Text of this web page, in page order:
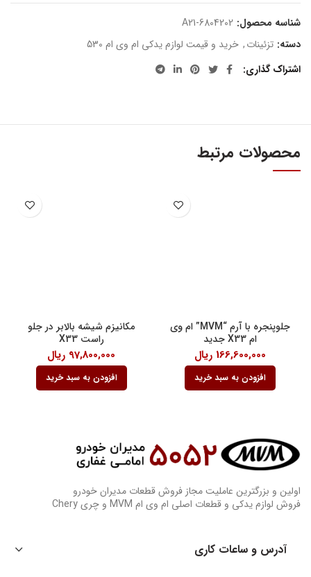
شناسه محصول: A21-6804202
دسته: تزئینات, خرید و قیمت لوازم یدکی ام وی ام 530
اشتراک گذاری
محصولات مرتبط
جلوپنجره با آرم “MVM” ام وی
ام X33 جدید
166,600,000 ریال
افزودن به سبد خرید
مکانیزم شیشه بالابر در جلو
راست X33
97,800,000 ریال
افزودن به سبد خرید
اولین و بزرگترین عاملیت مجاز فروش قطعات مدیران خودرو
فروش لوازم یدکی و قطعات اصلی ام وی ام MVM و چری Chery
آدرس و ساعات کاری